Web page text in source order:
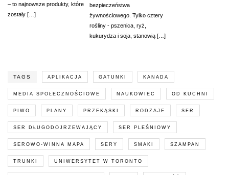
– to najnowsze produkty, które
zostały […]
bezpieczeństwa
żywnościowego. Tylko cztery
rośliny - pszenica, ryż,
kukurydza i soja, stanowią […]
TAGS APLIKACJA GATUNKI KANADA
MEDIA SPOŁECZNOŚCIOWE NAUKOWIEC OD KUCHNI
PIWO PLANY PRZEKĄSKI RODZAJE SER
SER DŁUGODOJRZEWAJĄCY SER PLEŚNIOWY
SEROWO-WINNA MAPA SERY SMAKI SZAMPAN
TRUNKI UNIWERSYTET W TORONTO